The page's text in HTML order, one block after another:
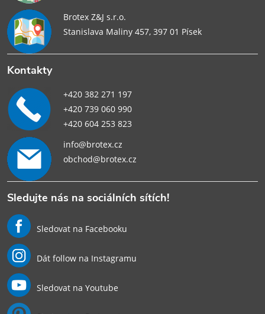
Brotex Z&J s.r.o.
Stanislava Maliny 457, 397 01 Písek
Kontakty
+420 382 271 197
+420 739 060 990
+420 604 253 823
info@brotex.cz
obchod@brotex.cz
Sledujte nás na sociálních sítích!
Sledovat na Facebooku
Dát follow na Instagramu
Sledovat na Youtube